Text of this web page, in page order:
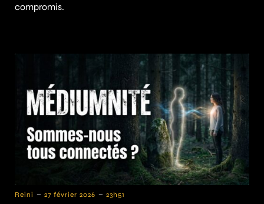
compromis.
Reini - 27 février 2026 - 23h51